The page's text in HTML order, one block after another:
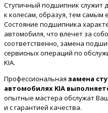
Ступичный подшипник служит
к колесам, образуя, тем самым
Состояние подшипника
автомобиля, что влечет за
соответственно, замена
сервисных операций по
KIA.
Профессиональная замена
автомобилях KIA
опытные мастера обслужат
и с гарантией качества.